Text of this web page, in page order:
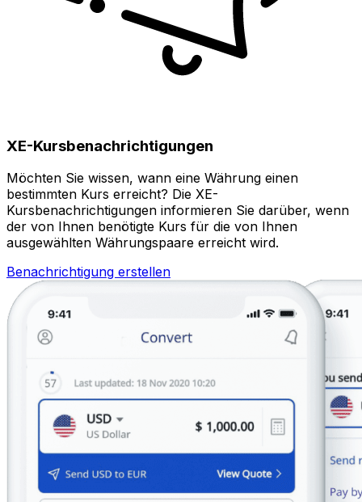
XE-Kursbenachrichtigungen
Möchten Sie wissen, wann eine Währung einen
bestimmten Kurs erreicht? Die XE-
Kursbenachrichtigungen informieren Sie darüber, wenn
der von Ihnen benötigte Kurs für die von Ihnen
ausgewählten Währungspaare erreicht wird.
Benachrichtigung erstellen